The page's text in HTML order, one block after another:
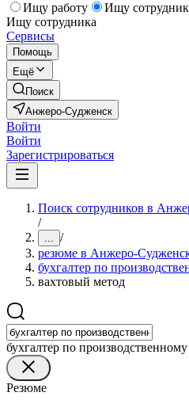
Ищу работу
Ищу
Ищу сотрудника
Сервисы
Помощь
Ещё
Поиск
Анжеро-Судженск
Войти
Войти
Зарегистрироваться
Поиск сотрудников в
/
... /
резюме в Анжеро-
бухгалтер по
вахтовый метод
бухгалтер по
Резюме